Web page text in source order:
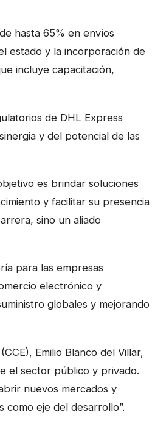
hasta 65% en envíos
estado y la incorporación de
incluye capacitación,
de DHL Express
y del potencial de las
es brindar soluciones
y facilitar su presencia
sino un aliado
para las empresas
electrónico y
globales y mejorando
Emilio Blanco del Villar,
el sector público y privado.
nuevos mercados y
como eje del desarrollo”.